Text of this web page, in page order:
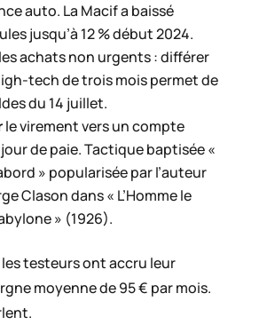
auto. La Macif a baissé
jusqu’à 12 % début 2024.
achats non urgents : différer
tech de trois mois permet de
du 14 juillet.
le virement vers un compte
de paie. Tactique baptisée «
» popularisée par l’auteur
Clason dans « L’Homme le
» (1926).
les testeurs ont accru leur
moyenne de 95 € par mois.